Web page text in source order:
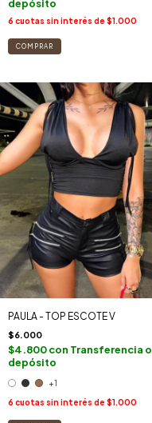
depósito
6 cuotas sin interés de $1.000
COMPRAR
PAULA - TOP ESCOTE V
$6.000
$4.800con Transferencia o
depósito
+1
6 cuotas sin interés de $1.000